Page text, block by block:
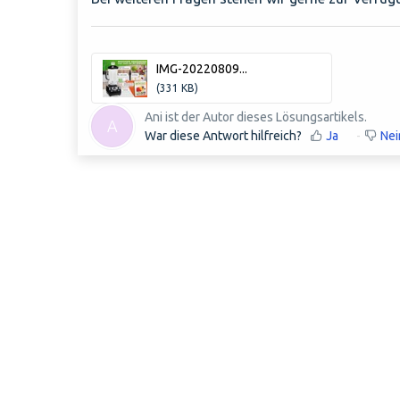
IMG-20220809...
(331 KB)
A
Ani ist der Autor dieses Lösungsartikels.
War diese Antwort hilfreich?
Ja